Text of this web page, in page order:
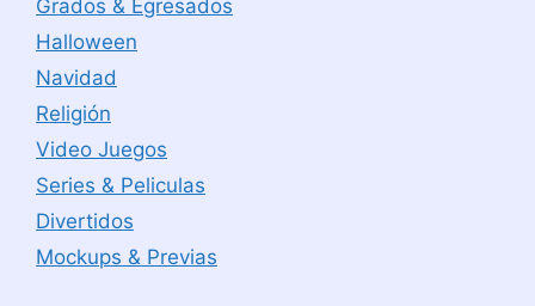
Grados & Egresados
Halloween
Navidad
Religión
Video Juegos
Series & Peliculas
Divertidos
Mockups & Previas